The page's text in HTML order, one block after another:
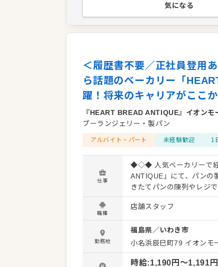
気になる
＜履歴書不要／正社員登用
ら話題のベーカリー「
躍！将来のキャリアがここ
『HEART BREAD ANTIQUE』イオンモ
ブーランジェリー・製パン
アルバイト・パート 未経験歓迎 1
仕事
◆◇◆ 人気ベーカリーで
ANTIQUE」にて、パンの
きたてパンの陳列やレジ
お店の雰囲気や仕事の流れ
ルチョコリング」をはじ
ワクする空間。そんなお店をス
場づくりや商品ディスプ
戦！パンづくりや接客を
お店を支えるポジションを目指してください◎ こ
をつくっていけること。
職種
店舗スタッフ
勤務地
福島県／いわき市
小名浜辰巳町79 イオンモ
時給:1,190 円〜1,191 円